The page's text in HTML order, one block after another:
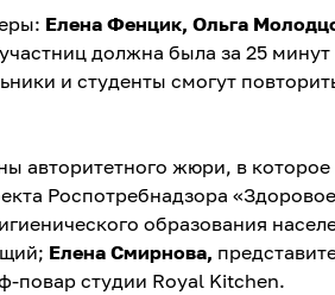
Елена Фенцик, Ольга
должна была за 25 минут
и студенты смогут
авторитетного жюри, в
Роспотребнадзора
образования
Елена Смирнова,
повар студии Royal Kitchen.